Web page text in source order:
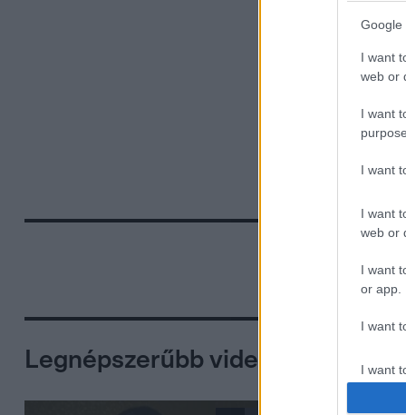
Google
I want
web or
I want
I want
I want
web or
I want
or app.
I want
I want
Legnépszerűbb videók